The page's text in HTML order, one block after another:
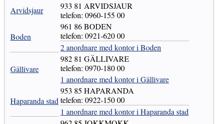
Arvidsjaur
933 81 ARVIDSJAUR
telefon: 0960-155 00
Boden
961 86 BODEN
telefon: 0921-620 00
2 anordnare med kontor i Boden
Gällivare
982 81 GÄLLIVARE
telefon: 0970-180 00
1 anordnare med kontor i Gällivare
Haparanda stad
953 85 HAPARANDA
telefon: 0922-150 00
1 anordnare med kontor i Haparanda stad